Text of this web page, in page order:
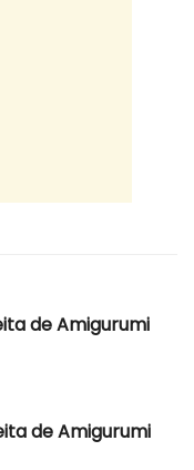
de Amigurumi
de Amigurumi